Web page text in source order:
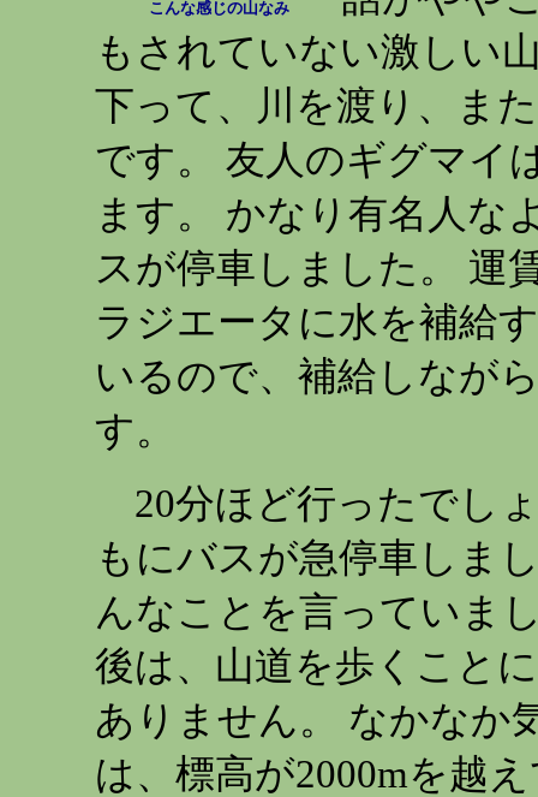
こんな感じの山なみ
もされていない激しい
下って、川を渡り、ま
です。 友人のギグマイ
ます。 かなり有名人な
スが停車しました。 運
ラジエータに水を補給
いるので、補給しなが
す。
20分ほど行ったでし
もにバスが急停車しま
んなことを言っていま
後は、山道を歩くこと
ありません。 なかなか
は、標高が2000mを越